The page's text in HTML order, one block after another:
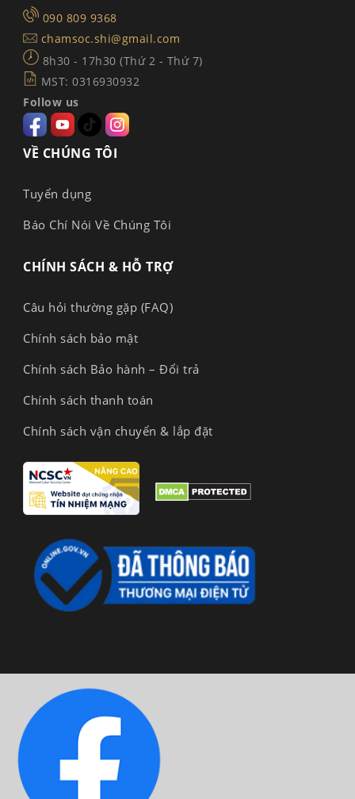
090 809 9368
chamsoc.shi@gmail.com
8h30 - 17h30 (Thứ 2 - Thứ 7)
MST: 0316930932
Follow us
VỀ CHÚNG TÔI
Tuyển dụng
Báo Chí Nói Về Chúng Tôi
CHÍNH SÁCH & HỖ TRỢ
Câu hỏi thường gặp (FAQ)
Chính sách bảo mật
Chính sách Bảo hành – Đổi trả
Chính sách thanh toán
Chính sách vận chuyển & lắp đặt